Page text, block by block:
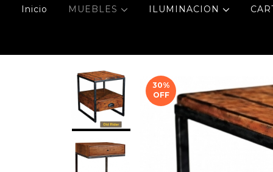
Inicio MUEBLES ILUMINACION
30%
OFF